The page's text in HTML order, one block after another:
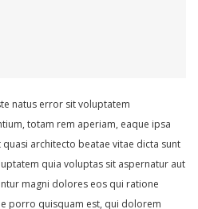
natus error sit voluptatem
totam rem aperiam, eaque ipsa
architecto beatae vitae dicta sunt
quia voluptas sit aspernatur aut
magni dolores eos qui ratione
porro quisquam est, qui dolorem